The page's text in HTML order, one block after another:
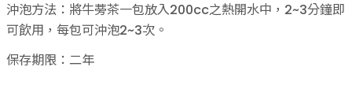
沖泡方法：將牛蒡茶一包放入200cc之熱開水中，2~3分鐘即
可飲用，每包可沖泡2~3次。
保存期限：二年